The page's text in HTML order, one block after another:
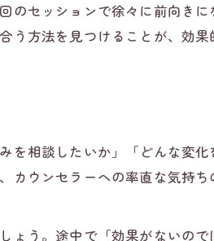
のセッションで徐々に前向きに
う方法を見つけることが、効果
を相談したいか」「どんな変化
ウンセラーへの率直な気持ち
ょう。途中で「効果がないので